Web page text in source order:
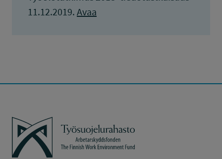
11.12.2019. Avaa
Työsuojelurahasto